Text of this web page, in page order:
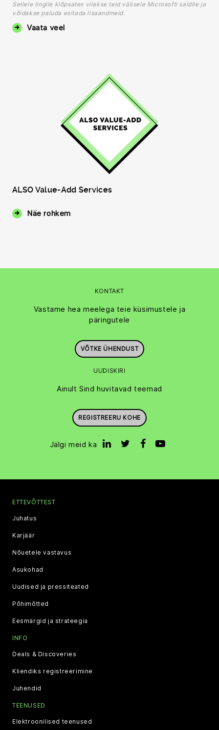
Sellele lingile klõpsates viiakse teid välisele Microsofti saidile ja
võidakse paluda esitada lisaandmeid.
Vaata veel
ALSO Value-Add Services
Näe rohkem
KONTAKT
Vastame hea meelega teie küsimustele ja
päringutele
VÕTKE ÜHENDUST
UUDISKIRI
Ainult Sind huvitavad teemad
REGISTREERU KOHE
Jälgi meid ka
ETTEVÕTTEST
Juhatus
Karjäär
Nõuetele vastavus
Asukohad
Uudised ja pressiteated
Põhimõtted
Eesmärgid ja strateegia
INFO
Deals & Discoveries
Kliendiks registreerimine
Juhendid
TEENUSED
Elektroonilised teenused